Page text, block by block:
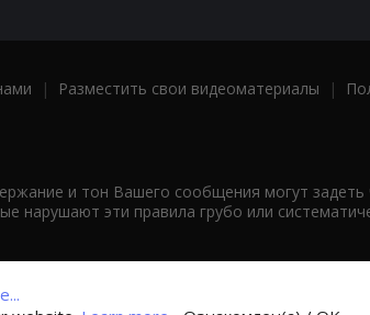
| Разместить свои видеоматериалы |
и тон Вашего сообщения могут задеть
эти правила грубо или